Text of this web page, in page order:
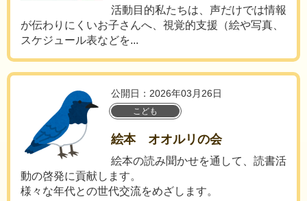
活動目的私たちは、声だけでは情報
が伝わりにくいお子さんへ、視覚的支援（絵や写真、
スケジュール表などを...
公開日：2026年03月26日
こども
絵本 オオルリの会
絵本の読み聞かせを通して、読書活
動の啓発に貢献します。
様々な年代との世代交流をめざします。